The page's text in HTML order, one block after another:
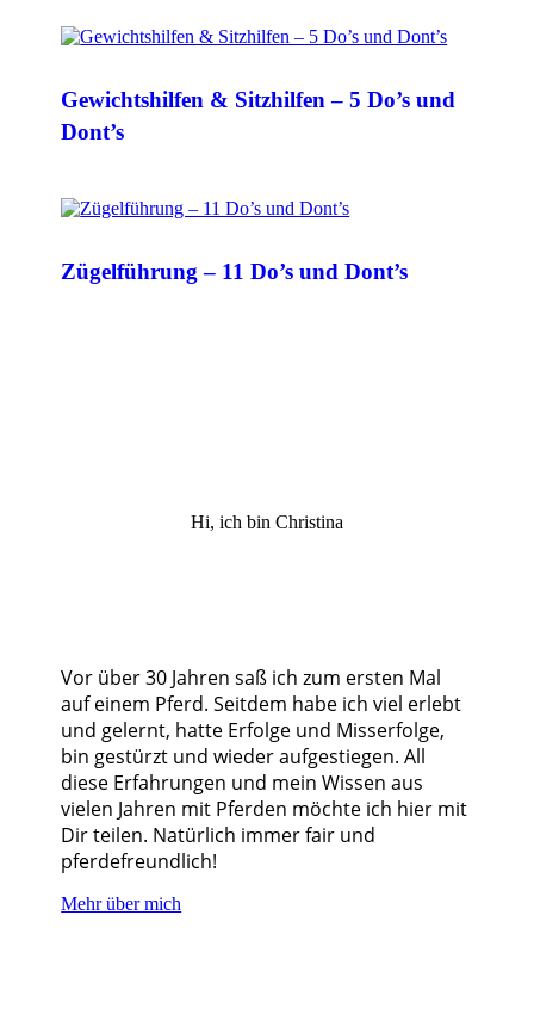
Gewichtshilfen & Sitzhilfen – 5 Do’s und
Dont’s
Zügelführung – 11 Do’s und Dont’s
Hi, ich bin Christina
Vor über 30 Jahren saß ich zum ersten Mal
auf einem Pferd. Seitdem habe ich viel erlebt
und gelernt, hatte Erfolge und Misserfolge,
bin gestürzt und wieder aufgestiegen. All
diese Erfahrungen und mein Wissen aus
vielen Jahren mit Pferden möchte ich hier mit
Dir teilen. Natürlich immer fair und
pferdefreundlich!
Mehr über mich